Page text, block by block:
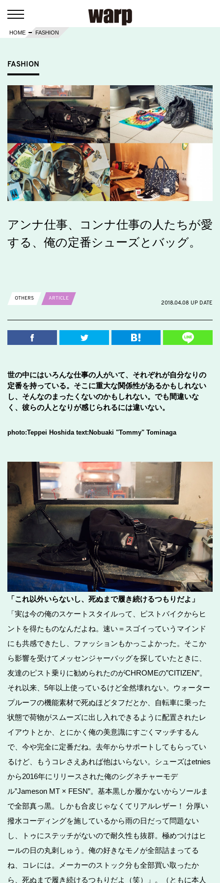
HOME FASHION
FASHION
アンナ仕事、コンナ仕事の人たちが愛
する、俺の定番シューズとバッグ。
OTHERS
ARTICLE
2018.04.08 UP DATE
世の中にはいろんな仕事の人がいて、それぞれが自分なりの
定番を持っている。そこに重大な関係性があるかもしれない
し、そんなのまったくないのかもしれない。でも間違いな
く、彼らの人となりが感じられるには違いない。
photo:Teppei Hoshida text:Nobuaki "Tommy" Tominaga
「これ以外いらないし、死ぬまで履き続けるつもりだよ」
「実は今の俺のスケートスタイルって、ピストバイクからヒ
ントを得たものなんだよね。速い＝スゴイっていうマインド
にも共感できたし、ファッションもかっこよかった。そこか
ら影響を受けてメッセンジャーバッグを探していたときに、
友達のピスト乗りに勧められたのがCHROMEの”CITIZEN”。
それ以来、5年以上使っているけど全然壊れない。ウォーター
プルーフの機能素材で死ぬほどタフだとか、自転車に乗った
状態で荷物がスムーズに出し入れできるように配置されたレ
イアウトとか、とにかく俺の美意識にすごくマッチするん
で、今や完全に定番だね。去年からサポートしてもらってい
るけど、もうコレさえあれば他はいらない。シューズはetnies
から2016年にリリースされた俺のシグネチャーモデ
ル”Jameson MT × FESN”。基本黒しか履かないからソールま
で全部真っ黒。しかも合皮じゃなくてリアルレザー！ 分厚い
撥水コーディングを施しているから雨の日だって問題ない
し、トゥにステッチがないので耐久性も抜群。極めつけはヒ
ールの日の丸刺しゅう。俺の好きなモノが全部詰まってる
ね、コレには。メーカーのストック分も全部買い取ったか
ら、死ぬまで履き続けるつもりだよ（笑）」。（ともに本人